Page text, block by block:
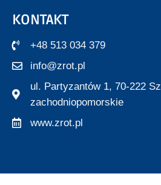
KONTAKT
+48 513 034 379
info@zrot.pl
ul. Partyzantów 1, 70-222
zachodniopomorskie
www.zrot.pl